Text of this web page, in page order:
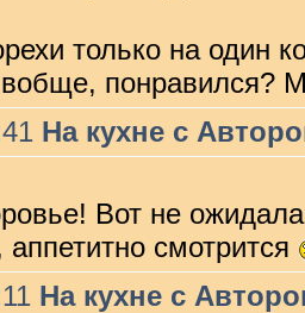
только на один
вобще, понравился?
На кухне с
Вот не
смотрится
На кухне с